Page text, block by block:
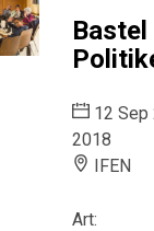
Bastel
12 Sep
2018
IFEN
Art: